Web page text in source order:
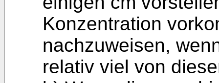
Konzentration
nachzuweisen,
relativ viel von